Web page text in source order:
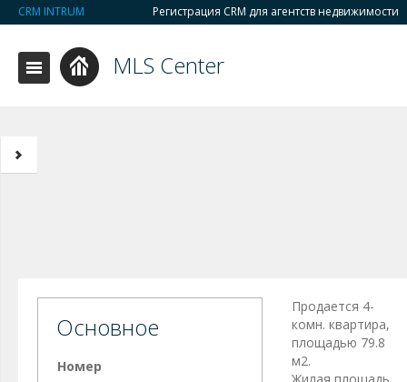
CRM INTRUM Регистрация CRM для агентств недвижимости
MLS Center
Основное
Номер
Продается 4-
комн. квартира,
площадью 79.8
м2.